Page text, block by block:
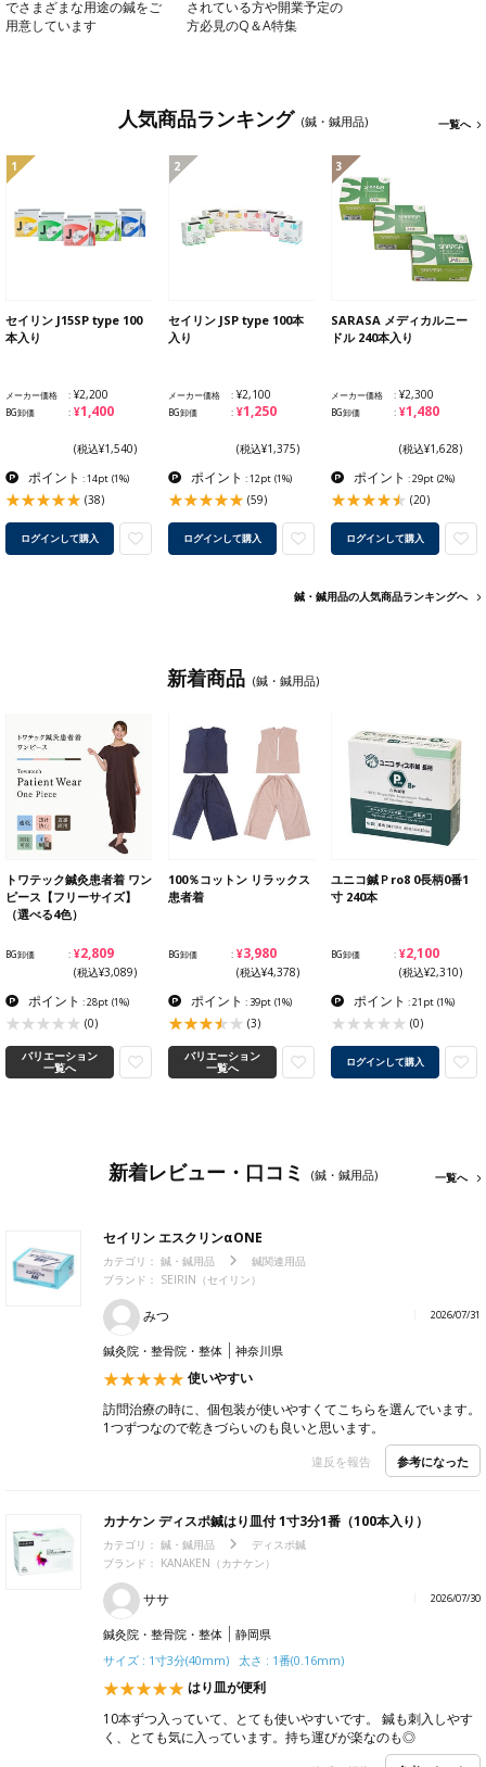
でさまざまな用途の鍼をご
用意しています
されている方や開業予定の
方必見のQ＆A特集
人気商品ランキング (鍼・鍼用品) 一覧へ
1
セイリン J15SP type 100
本入り
メーカー価格 ¥2,200
BG卸価 ¥1,400
(税込¥1,540)
ポイント : 14pt (1%)
(38)
ログインして購入
2
セイリン JSP type 100本
入り
メーカー価格 ¥2,100
BG卸価 ¥1,250
(税込¥1,375)
ポイント : 12pt (1%)
(59)
ログインして購入
3
SARASA メディカルニー
ドル 240本入り
メーカー価格 ¥2,300
BG卸価 ¥1,480
(税込¥1,628)
ポイント : 29pt (2%)
(20)
ログインして購入
鍼・鍼用品の人気商品ランキングへ
新着商品 (鍼・鍼用品)
トワテック鍼灸患者着 ワン
ピース【フリーサイズ】
（選べる4色）
BG卸価 ¥2,809
(税込¥3,089)
ポイント : 28pt (1%)
(0)
バリエーション
一覧へ
100％コットン リラックス
患者着
BG卸価 ¥3,980
(税込¥4,378)
ポイント : 39pt (1%)
(3)
バリエーション
一覧へ
ユニコ鍼Ｐro8 0長柄0番1
寸 240本
BG卸価 ¥2,100
(税込¥2,310)
ポイント : 21pt (1%)
(0)
ログインして購入
新着レビュー・口コミ (鍼・鍼用品) 一覧へ
セイリン エスクリンαONE
カテゴリ： 鍼・鍼用品
鍼関連用品
ブランド： SEIRIN（セイリン）
みつ 2026/07/31
鍼灸院・整骨院・整体 神奈川県
使いやすい
訪問治療の時に、個包装が使いやすくてこちらを選んでいます。
1つずつなので乾きづらいのも良いと思います。
違反を報告 参考になった
カナケン ディスポ鍼はり皿付 1寸3分1番（100本入り）
カテゴリ： 鍼・鍼用品
ディスポ鍼
ブランド： KANAKEN（カナケン）
ササ 2026/07/30
鍼灸院・整骨院・整体
静岡県
サイズ : 1寸3分(40mm) 太さ : 1番(0.16mm)
はり皿が便利
10本ずつ入っていて、とても使いやすいです。 鍼も刺入しやす
く、とても気に入っています。持ち運びが楽なのも◎